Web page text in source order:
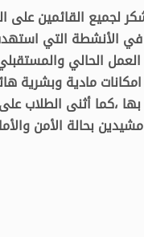
لجميع القائمين على
الأنشطة التي
الحالي
مادية وبشرية
،كما أثنى الطلاب
بحالة الأمن